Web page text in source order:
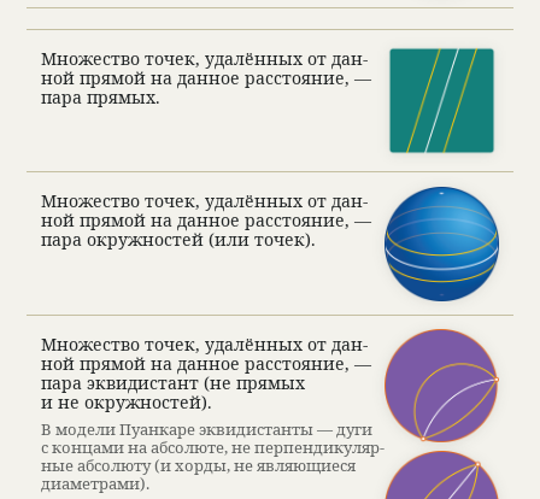
Множе­ство точек, уда­лён­ных от дан­
ной прямой на дан­ное рас­сто­я­ние, —
пара прямых.
Множе­ство точек, уда­лён­ных от дан­
ной прямой на дан­ное рас­сто­я­ние, —
пара окруж­но­стей (или точек).
Множе­ство точек, уда­лён­ных от дан­
ной прямой на дан­ное рас­сто­я­ние, —
пара экви­ди­стант (не прямых
и не окруж­но­стей).
В модели Пуан­каре экви­ди­станты — дуги
с кон­цами на абсо­люте, не перпен­ди­ку­ляр­
ные абсо­люту (и хорды, не являющи­еся
диамет­рами).